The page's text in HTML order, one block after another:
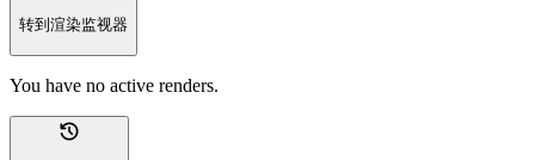
转到渲染监视器
You have no active renders.
history